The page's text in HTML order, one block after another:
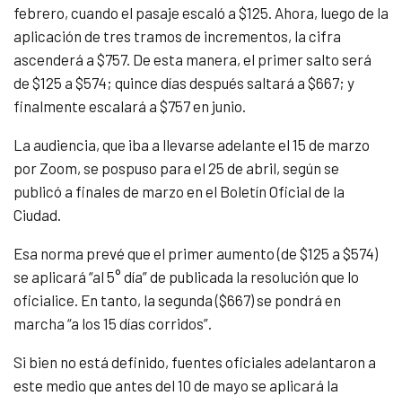
febrero, cuando el pasaje escaló a $125. Ahora, luego de la
aplicación de tres tramos de incrementos, la cifra
ascenderá a $757. De esta manera, el primer salto será
de $125 a $574; quince días después saltará a $667; y
finalmente escalará a $757 en junio.
La audiencia, que iba a llevarse adelante el 15 de marzo
por Zoom, se pospuso para el 25 de abril, según se
publicó a finales de marzo en el Boletín Oficial de la
Ciudad.
Esa norma prevé que el primer aumento (de $125 a $574)
se aplicará “al 5° día” de publicada la resolución que lo
oficialice. En tanto, la segunda ($667) se pondrá en
marcha “a los 15 días corridos”.
Si bien no está definido, fuentes oficiales adelantaron a
este medio que antes del 10 de mayo se aplicará la